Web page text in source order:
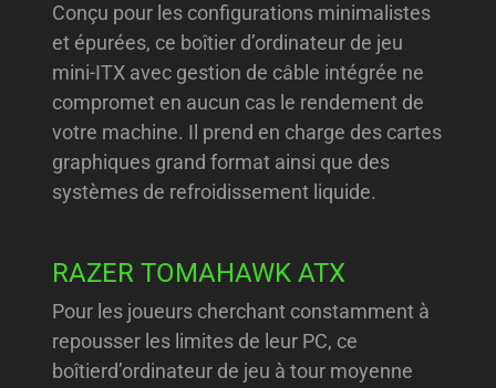
Conçu pour les configurations minimalistes
et épurées, ce boîtier d’ordinateur de jeu
mini-ITX avec gestion de câble intégrée ne
compromet en aucun cas le rendement de
votre machine. Il prend en charge des cartes
graphiques grand format ainsi que des
systèmes de refroidissement liquide.
RAZER TOMAHAWK ATX
Pour les joueurs cherchant constamment à
repousser les limites de leur PC, ce
boîtierd’ordinateur de jeu à tour moyenne